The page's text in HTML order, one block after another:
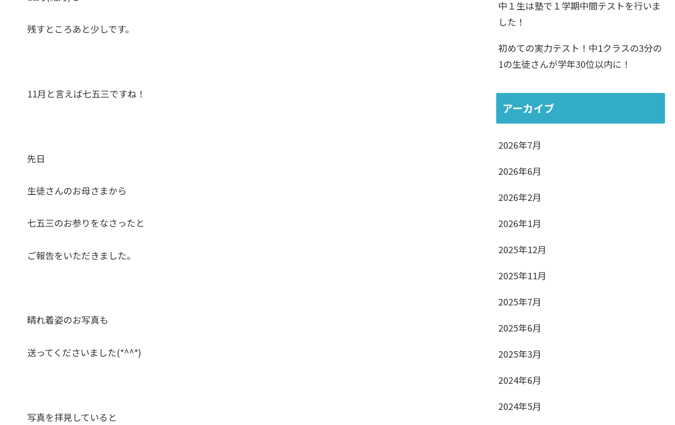
残すところあと少しです。
11月と言えば七五三ですね！
先日
生徒さんのお母さまから
七五三のお参りをなさったと
ご報告をいただきました。
晴れ着姿のお写真も
送ってくださいました(*^^*)
写真を拝見していると
中１生は塾で１学期中間テストを行いま
した！
初めての実力テスト！中1クラスの3分の
1の生徒さんが学年30位以内に！
アーカイブ
2026年7月
2026年6月
2026年2月
2026年1月
2025年12月
2025年11月
2025年7月
2025年6月
2025年3月
2024年6月
2024年5月